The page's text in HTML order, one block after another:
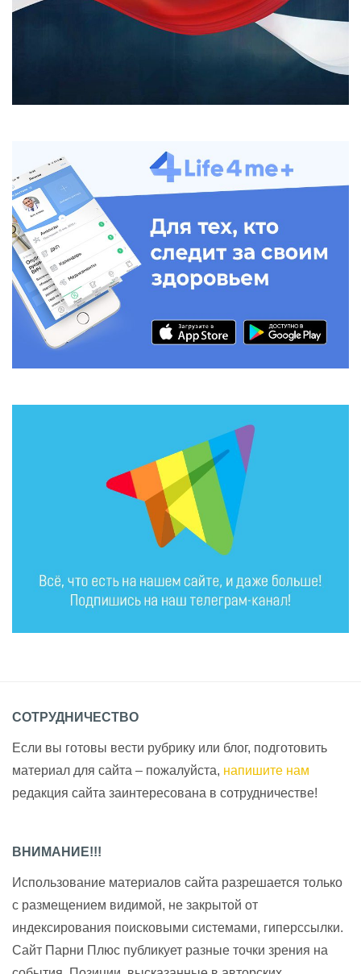
СОТРУДНИЧЕСТВО
Если вы готовы вести рубрику или блог, подготовить
материал для сайта – пожалуйста, напишите нам
редакция сайта заинтересована в сотрудничестве!
ВНИМАНИЕ!!!
Использование материалов сайта разрешается только
с размещением видимой, не закрытой от
индексирования поисковыми системами, гиперссылки.
Сайт Парни Плюс публикует разные точки зрения на